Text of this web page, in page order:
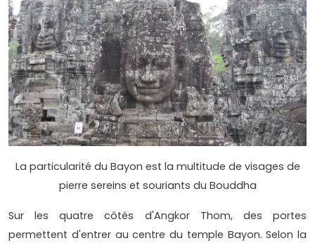
La particularité du Bayon est la multitude de visages de
pierre sereins et souriants du Bouddha
Sur les quatre côtés d'Angkor Thom, des portes
permettent d'entrer au centre du temple Bayon. Selon la